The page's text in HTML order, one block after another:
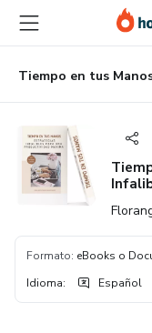
principal
página
de
página
Formato: eBooks o
Idioma: Español